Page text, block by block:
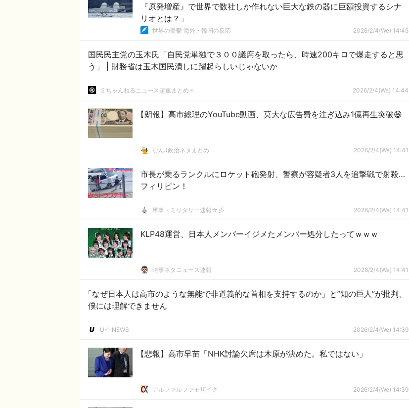
『原発増産』で世界で数社しか作れない巨大な鉄の器に巨額投資するシナ
リオとは？」
世界の憂鬱 海外・韓国の反応 2026/2/4(We) 14:45
国民民主党の玉木氏「自民党単独で３００議席を取ったら、時速200キロで爆走すると思
う」 | 財務省は玉木国民潰しに躍起らしいじゃないか
２ちゃんねるニュース超速まとめ＋ 2026/2/4(We) 14:44
【朗報】高市総理のYouTube動画、莫大な広告費を注ぎ込み1億再生突破😆
なんJ政治ネタまとめ 2026/2/4(We) 14:41
市長が乗るランクルにロケット砲発射、警察が容疑者3人を追撃戦で射殺…
フィリピン！
軍事・ミリタリー速報☆彡 2026/2/4(We) 14:41
KLP48運営、日本人メンバーイジメたメンバー処分したってｗｗｗ
時事ネタニュース速報 2026/2/4(We) 14:41
「なぜ日本人は高市のような無能で非道義的な首相を支持するのか」と”知の巨人”が批判、
僕には理解できません
U-1 NEWS 2026/2/4(We) 14:39
【悲報】高市早苗「NHK討論欠席は木原が決めた。私ではない」
アルファルファモザイク 2026/2/4(We) 14:39